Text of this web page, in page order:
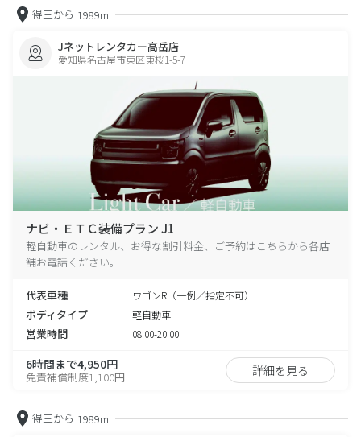
得三から 1989m
Jネットレンタカー高岳店
愛知県名古屋市東区東桜1-5-7
ナビ・ＥＴＣ装備プラン J1
軽自動車のレンタル、お得な割引料金、ご予約はこちらから各店
舗お電話ください。
代表車種 ワゴンR（一例／指定不可）
ボディタイプ 軽自動車
営業時間 08:00-20:00
6時間まで4,950円
免責補償制度1,100円 詳細を見る
得三から 1989m